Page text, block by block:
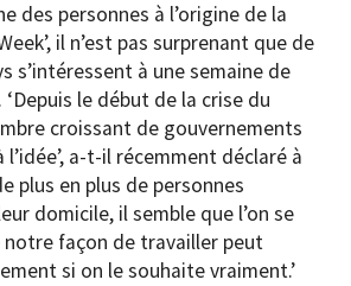
des personnes à l’origine de la
il n’est pas surprenant que de
s’intéressent à une semaine de
le début de la crise du
croissant de gouvernements
l’idée’, a-t-il récemment déclaré à
plus en plus de personnes
domicile, il semble que l’on se
façon de travailler peut
si on le souhaite vraiment.’